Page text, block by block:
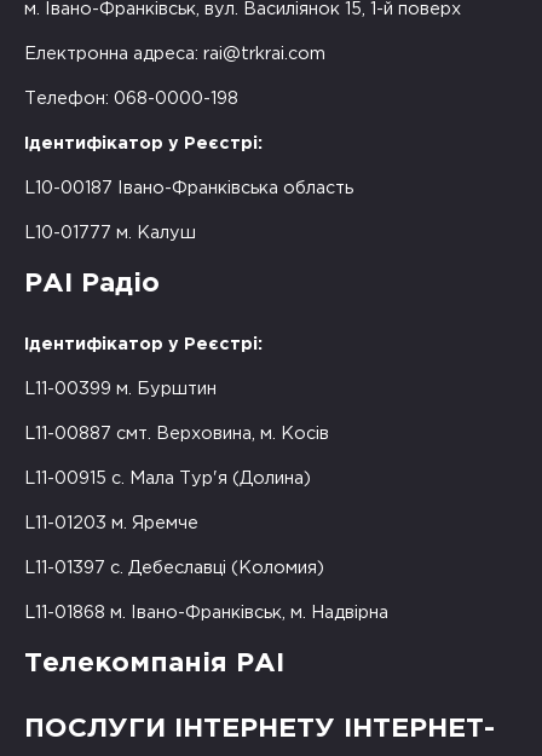
м. Івано-Франківськ, вул. Василіянок 15, 1-й поверх
Електронна адреса: rai@trkrai.com
Телефон: 068-0000-198
Ідентифікатор у Реєстрі:
L10-00187 Івано-Франківська область
L10-01777 м. Калуш
РАІ Радіо
Ідентифікатор у Реєстрі:
L11-00399 м. Бурштин
L11-00887 смт. Верховина, м. Косів
L11-00915 с. Мала Тур'я (Долина)
L11-01203 м. Яремче
L11-01397 с. Дебеславці (Коломия)
L11-01868 м. Івано-Франківськ, м. Надвірна
Телекомпанія РАІ
ПОСЛУГИ ІНТЕРНЕТУ ІНТЕРНЕТ-